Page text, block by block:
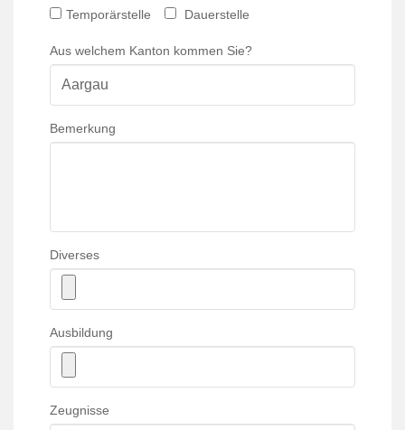
Temporärstelle Dauerstelle
Aus welchem Kanton kommen Sie?
Bemerkung
Diverses
Ausbildung
Zeugnisse